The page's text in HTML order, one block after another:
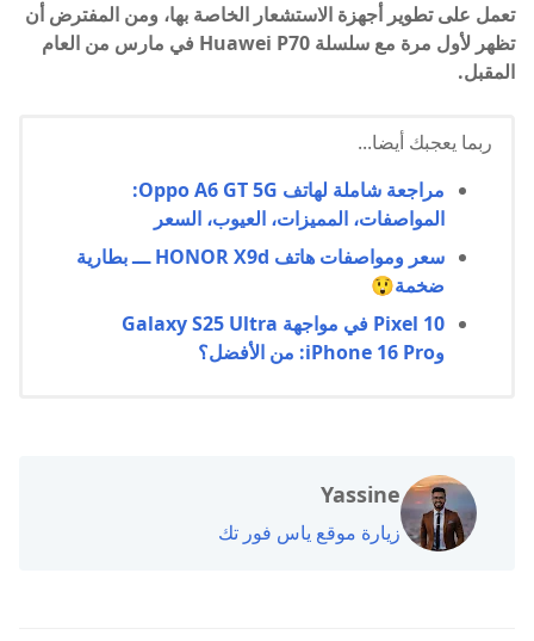
تعمل على تطوير أجهزة الاستشعار الخاصة بها، ومن المفترض أن
تظهر لأول مرة مع سلسلة Huawei P70 في مارس من العام
المقبل.
ربما يعجبك أيضا...
مراجعة شاملة لهاتف Oppo A6 GT 5G:
المواصفات، المميزات، العيوب، السعر
سعر ومواصفات هاتف HONOR X9d ـــ بطارية
ضخمة😲
Pixel 10 في مواجهة Galaxy S25 Ultra
وiPhone 16 Pro: من الأفضل؟
Yassine
زيارة موقع ياس فور تك